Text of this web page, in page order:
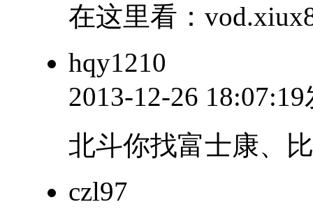
在这里看：
hqy1210
2013-12-26
北斗你找富士康、
czl97